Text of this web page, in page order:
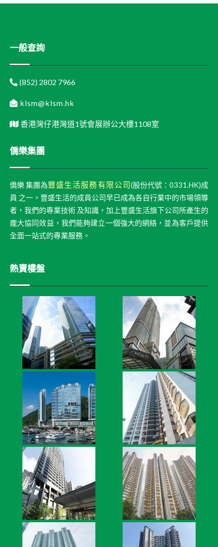
一般查詢
(852) 2802 7966
klsm@klsm.hk
香港灣仔港灣道1號會展辦公大樓1108室
僑樂集團
僑樂 集團為豐盛生活服務有限公司(股份代號：0331.HK)成
員 之一。豐盛生活的成員公司早已成為各自行業中的市場領導
者，我們的專業技術 及知識，加上豐盛生活旗下公司所產生的
龐大協同效益，我們能夠建立一個強大的網絡，並為客戶提供
全面一站式的專業服務。
熱賣樓盤